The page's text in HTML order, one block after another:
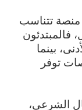
منصة تتناسب
فالمبتدئون
بينما
توفر
الشرعي،